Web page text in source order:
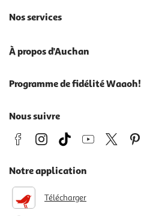
Nos services
À propos d'Auchan
Programme de fidélité Waaoh!
Nous suivre
Notre application
Télécharger